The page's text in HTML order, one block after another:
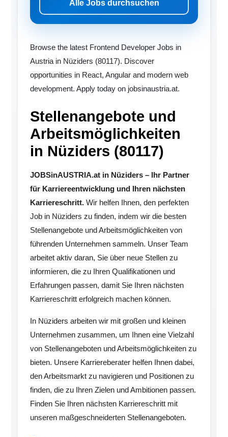
Alle Jobs durchsuchen
Browse the latest Frontend Developer Jobs in
Austria in Nüziders (80117). Discover
opportunities in React, Angular and modern web
development. Apply today on jobsinaustria.at.
Stellenangebote und
Arbeitsmöglichkeiten
in Nüziders (80117)
JOBSinAUSTRIA.at in Nüziders – Ihr Partner
für Karriereentwicklung und Ihren nächsten
Karriereschritt. Wir helfen Ihnen, den perfekten
Job in Nüziders zu finden, indem wir die besten
Stellenangebote und Arbeitsmöglichkeiten von
führenden Unternehmen sammeln. Unser Team
arbeitet aktiv daran, Sie über neue Stellen zu
informieren, die zu Ihren Qualifikationen und
Erfahrungen passen, damit Sie Ihren nächsten
Karriereschritt erfolgreich machen können.
In Nüziders arbeiten wir mit großen und kleinen
Unternehmen zusammen, um Ihnen eine Vielzahl
von Stellenangeboten und Arbeitsmöglichkeiten zu
bieten. Unsere Karriereberater helfen Ihnen dabei,
den Arbeitsmarkt zu navigieren und Positionen zu
finden, die zu Ihren Zielen und Ambitionen passen.
Finden Sie Ihren nächsten Karriereschritt mit
unseren maßgeschneiderten Stellenangeboten.